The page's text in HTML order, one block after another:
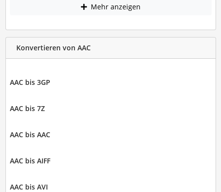
Mehr anzeigen
Konvertieren von AAC
AAC bis 3GP
AAC bis 7Z
AAC bis AAC
AAC bis AIFF
AAC bis AVI